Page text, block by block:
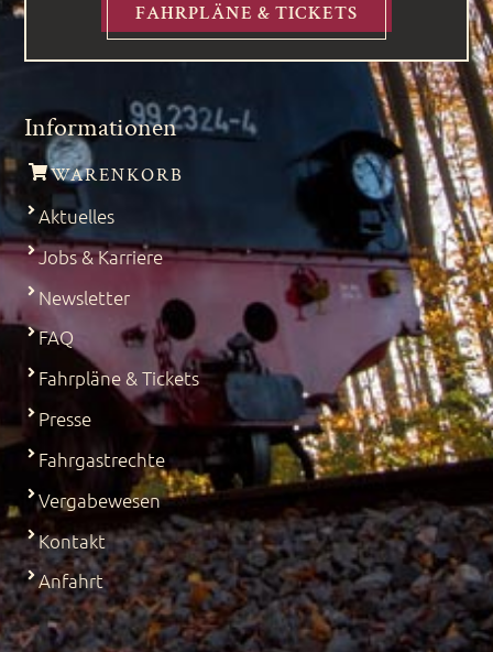
FAHRPLÄNE & TICKETS
Informationen
WARENKORB
Aktuelles
Jobs & Karriere
Newsletter
FAQ
Fahrpläne & Tickets
Presse
Fahrgastrechte
Vergabewesen
Kontakt
Anfahrt